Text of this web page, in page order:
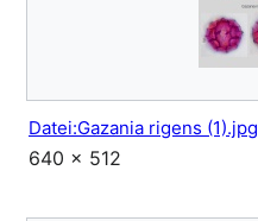
Datei:Gazania rigens (1).jpg
640 × 512